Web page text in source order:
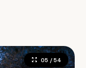
05 / 54